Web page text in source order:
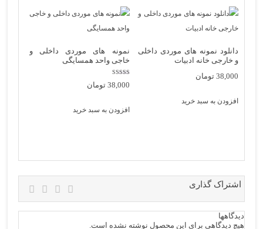
دانلود نمونه های موردی داخلی
و خارجی خانه ادبیات
38,000 تومان
افزودن به سبد خرید
نمونه های موردی داخلی و
خاجی واحد همسایگی
نمره
5.00
38,000 تومان
افزودن به سبد خرید
اشتراک گذاری
دیدگاهها
هیچ دیدگاهی برای این محصول نوشته نشده است.